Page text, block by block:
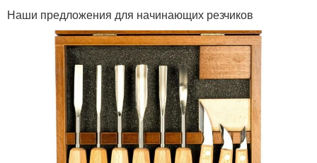
Наши предложения для начинающих резчиков